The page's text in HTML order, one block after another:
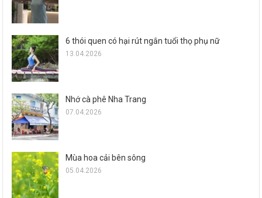
6 thói quen có hại rút ngắn tuổi thọ phụ nữ
13.04.2026
Nhớ cà phê Nha Trang
07.04.2026
Mùa hoa cải bên sông
05.04.2026